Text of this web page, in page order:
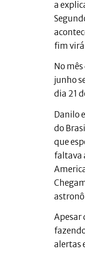
a
fim
No
junho
dia 21
Danilo
do
que
faltava
Apesar
alertas